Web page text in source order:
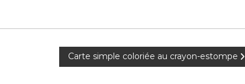
Carte simple coloriée au crayon-estompe